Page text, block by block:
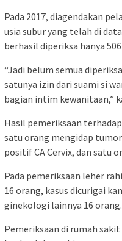
Pada 2017, diagendakan
usia subur yang telah di
berhasil diperiksa hanya
“Jadi belum semua
satunya izin dari suami si
bagian intim kewanitaan,”
Hasil pemeriksaan
satu orang mengidap
positif CA Cervix, dan satu
Pada pemeriksaan leher
16 orang, kasus dicurigai
ginekologi lainnya 16 orang.
Pemeriksaan di rumah